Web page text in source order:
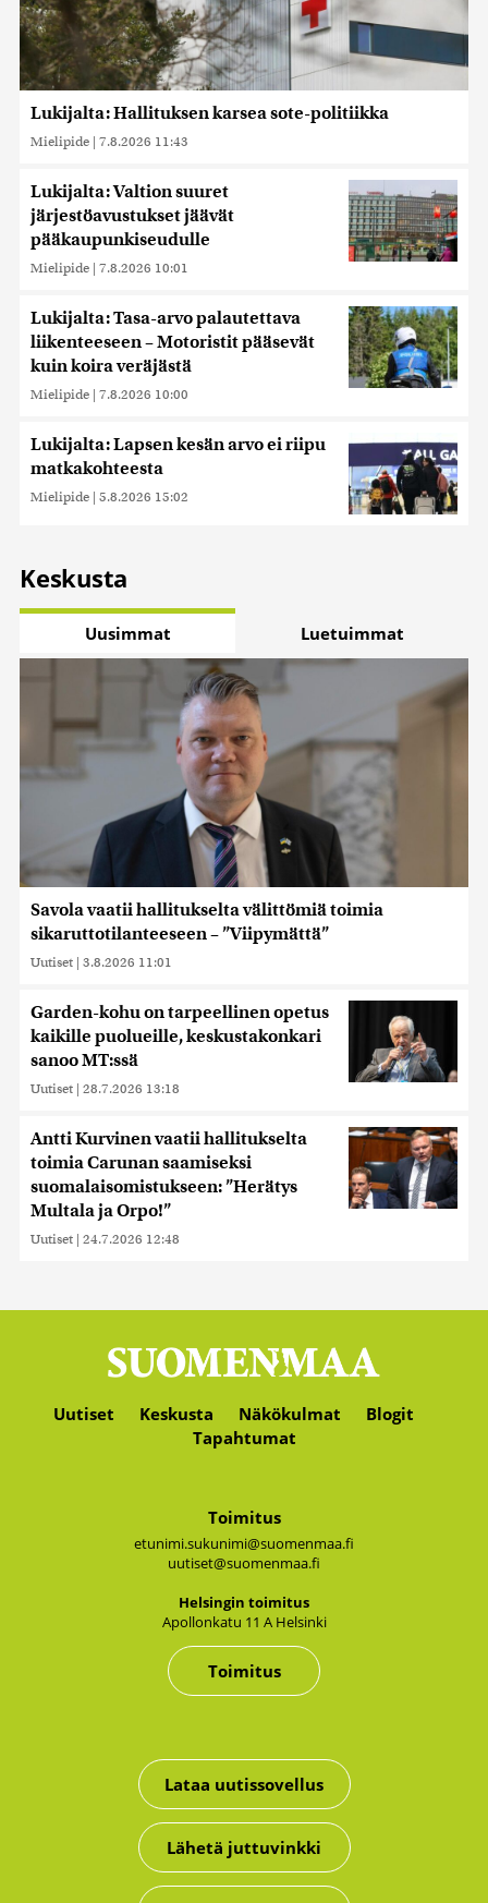
Lukijalta: Hallituksen karsea sote-politiikka
Mielipide | 7.8.2026 11:43
Lukijalta: Valtion suuret
järjestöavustukset jäävät
pääkaupunkiseudulle
Mielipide | 7.8.2026 10:01
Lukijalta: Tasa-arvo palautettava
liikenteeseen – Motoristit pääsevät
kuin koira veräjästä
Mielipide | 7.8.2026 10:00
Lukijalta: Lapsen kesän arvo ei riipu
matkakohteesta
Mielipide | 5.8.2026 15:02
Keskusta
Uusimmat Luetuimmat
Savola vaatii hallitukselta välittömiä toimia
sikaruttotilanteeseen – ”Viipymättä”
Uutiset | 3.8.2026 11:01
Garden-kohu on tarpeellinen opetus
kaikille puolueille, keskustakonkari
sanoo MT:ssä
Uutiset | 28.7.2026 13:18
Antti Kurvinen vaatii hallitukselta
toimia Carunan saamiseksi
suomalaisomistukseen: ”Herätys
Multala ja Orpo!”
Uutiset | 24.7.2026 12:48
Uutiset Keskusta Näkökulmat
Blogit
Tapahtumat
Toimitus
etunimi.sukunimi@suomenmaa.fi
uutiset@suomenmaa.fi
Hel­sin­gin toi­mi­tus
Apol­lon­ka­tu 11 A Hel­sin­ki
Toimitus
Lataa uutissovellus
Lähetä juttuvinkki